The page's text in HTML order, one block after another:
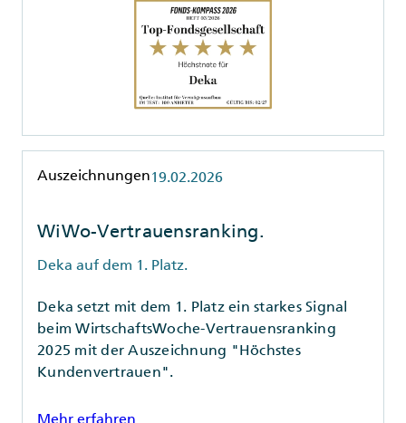
Rubrik
Auszeichnungen19.02.2026
WiWo-Vertrauensranking.
Deka auf dem 1. Platz.
Deka setzt mit dem 1. Platz ein starkes Signal
beim WirtschaftsWoche-Vertrauensranking
2025 mit der Auszeichnung "Höchstes
Kundenvertrauen".
Mehr erfahren